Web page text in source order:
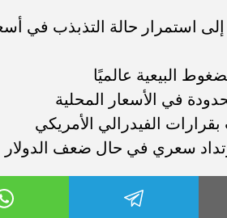
استمرار حالة التذبذب في
البيعية عالميًا
في الأسعار المحلية
بقرارات الفيدرالي الأمريكي
سعري في حال ضعف الدولار